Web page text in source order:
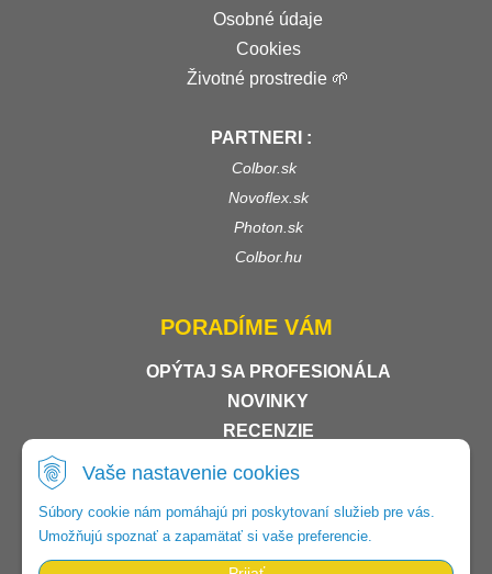
Vaše nastavenie cookies
Súbory cookie nám pomáhajú pri poskytovaní služieb pre vás.
Umožňujú spoznať a zapamätať si vaše preferencie.
Osobné údaje
Cookies
Životné prostredie 🌱
PARTNERI :
Colbor.sk
Novoflex.sk
Photon.sk
Colbor.hu
PORADÍME VÁM
OPÝTAJ SA PROFESIONÁLA
NOVINKY
RECENZIE
SHOP ROKU